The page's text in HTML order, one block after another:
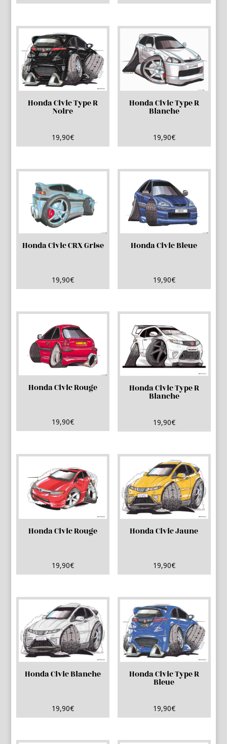
Honda Civic Type R
Noire
19,90€
Honda Civic Type R
Blanche
19,90€
Honda Civic CRX Grise
19,90€
Honda Civic Bleue
19,90€
Honda Civic Rouge
19,90€
Honda Civic Type R
Blanche
19,90€
Honda Civic Rouge
19,90€
Honda Civic Jaune
19,90€
Honda Civic Blanche
19,90€
Honda Civic Type R
Bleue
19,90€